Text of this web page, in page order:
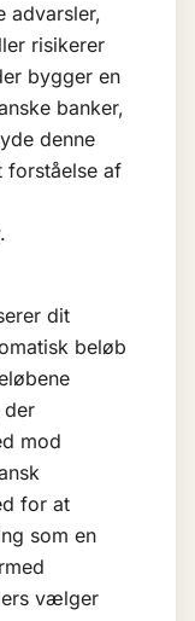
advarsler,
risikerer
bygger en
banker,
denne
forståelse af
dit
beløb
der
mod
for at
som en
vælger